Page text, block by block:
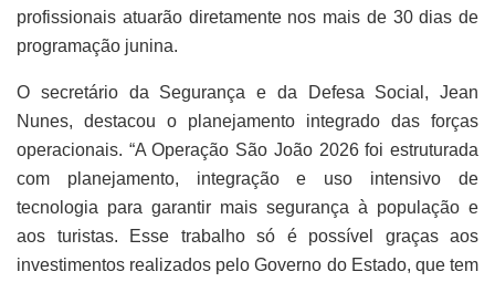
profissionais atuarão diretamente nos mais de 30 dias de
programação junina.
O secretário da Segurança e da Defesa Social, Jean
Nunes, destacou o planejamento integrado das forças
operacionais. “A Operação São João 2026 foi estruturada
com planejamento, integração e uso intensivo de
tecnologia para garantir mais segurança à população e
aos turistas. Esse trabalho só é possível graças aos
investimentos realizados pelo Governo do Estado, que tem